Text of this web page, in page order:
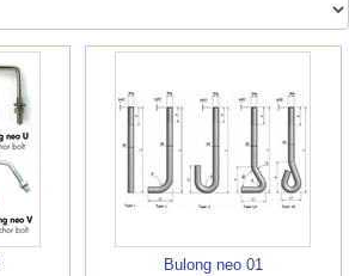
Bulong neo 01